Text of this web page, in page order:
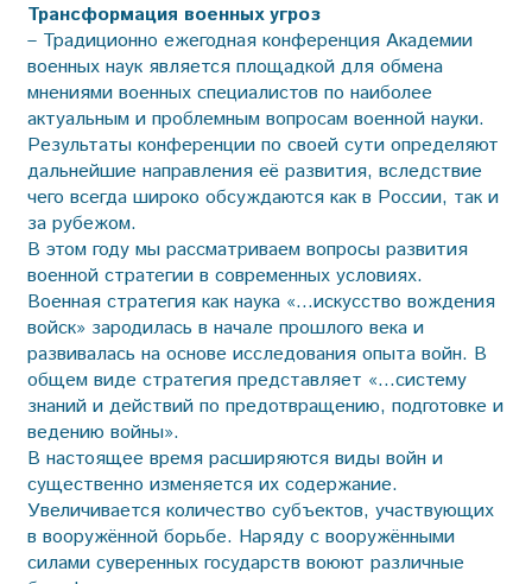
Трансформация военных угроз
– Традиционно ежегодная конференция Академии
военных наук является площадкой для обмена
мнениями военных специалистов по наиболее
актуальным и проблемным вопросам военной науки.
Результаты конференции по своей сути определяют
дальнейшие направления её развития, вследствие
чего всегда широко обсуждаются как в России, так и
за рубежом.
В этом году мы рассматриваем вопросы развития
военной стратегии в современных условиях.
Военная стратегия как наука «…искусство вождения
войск» зародилась в начале прошлого века и
развивалась на основе исследования опыта войн. В
общем виде стратегия представляет «…систему
знаний и действий по предотвращению, подготовке и
ведению вой­ны».
В настоящее время расширяются виды войн и
существенно изменяется их содержание.
Увеличивается количество субъектов, участвующих
в вооружённой борьбе. Наряду с вооружёнными
силами суверенных государств воюют различные